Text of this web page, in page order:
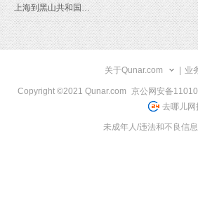
上海到黑山共和国旅游报价
关于Qunar.com 业
Copyright ©2021 Qunar.com 京公网安备
去哪儿
未成年人/违法和不良信